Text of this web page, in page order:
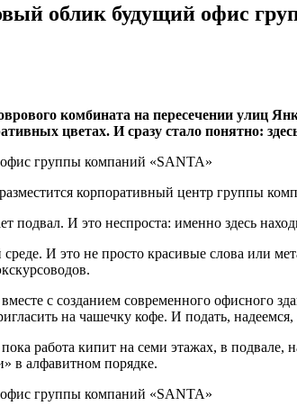
облик будущий офис
комбината на пересечении улиц
цветах. И сразу стало понятно:
корпоративный центр группы
И это неспроста: именно здесь
И это не просто красивые слова или
с созданием современного офисного
на чашечку кофе. И подать,
работа кипит на семи этажах, в
в алфавитном порядке.